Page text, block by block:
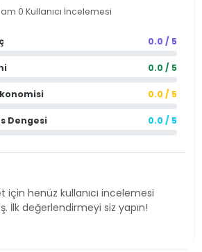
0 Kullanıcı İncelemesi
0.0 / 5
0.0 / 5
0.0 / 5
Dengesi 0.0 / 5
için henüz kullanıcı incelemesi
İlk değerlendirmeyi siz yapın!